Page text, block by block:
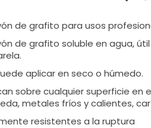
de grafito para usos
de grafito soluble en agua,
aplicar en seco o húmedo.
sobre cualquier superficie en
metales fríos y calientes,
resistentes a la ruptura